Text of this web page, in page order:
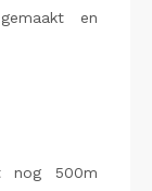
en
nog 500m